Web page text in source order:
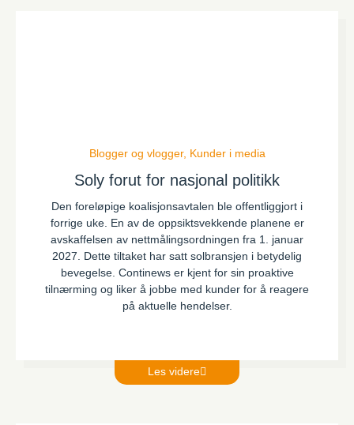
Blogger og vlogger, Kunder i media
Soly forut for nasjonal politikk
Den foreløpige koalisjonsavtalen ble offentliggjort i
forrige uke. En av de oppsiktsvekkende planene er
avskaffelsen av nettmålingsordningen fra 1. januar
2027. Dette tiltaket har satt solbransjen i betydelig
bevegelse. Continews er kjent for sin proaktive
tilnærming og liker å jobbe med kunder for å reagere
på aktuelle hendelser.
Les videre